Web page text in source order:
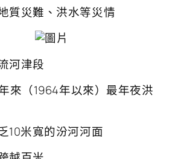
質災難、洪水等災情
河津段
來（1964年以來）最年夜洪
10米寬的汾河河面